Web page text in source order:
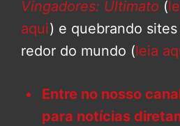
Vingadores: Ultimato (
aqui) e quebrando
redor do mundo (leia
Entre no nosso
para notícias